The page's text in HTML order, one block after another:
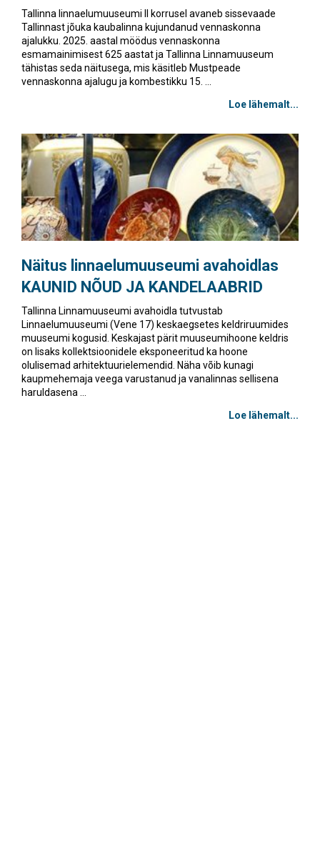
Tallinna linnaelumuuseumi II korrusel avaneb sissevaade
Tallinnast jõuka kaubalinna kujundanud vennaskonna
ajalukku. 2025. aastal möödus vennaskonna
esmamainimisest 625 aastat ja Tallinna Linnamuuseum
tähistas seda näitusega, mis käsitleb Mustpeade
vennaskonna ajalugu ja kombestikku 15. ...
Loe lähemalt...
Näitus linnaelumuuseumi avahoidlas
KAUNID NÕUD JA KANDELAABRID
Tallinna Linnamuuseumi avahoidla tutvustab
Linnaelumuuseumi (Vene 17) keskaegsetes keldriruumides
muuseumi kogusid. Keskajast pärit muuseumihoone keldris
on lisaks kollektsioonidele eksponeeritud ka hoone
olulisemad arhitektuurielemendid. Näha võib kunagi
kaupmehemaja veega varustanud ja vanalinnas sellisena
haruldasena ...
Loe lähemalt...